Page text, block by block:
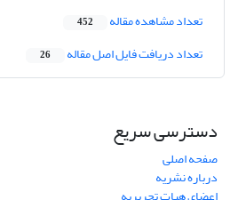
تعداد مشاهده مقاله 452
تعداد دریافت فایل اصل مقاله 26
دسترسی سریع
صفحه اصلی
درباره نشریه